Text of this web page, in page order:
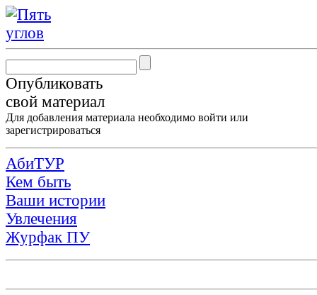
Опубликовать
свой материал
Для добавления материала необходимо войти или
зарегистрироваться
АбиТУР
Кем быть
Ваши истории
Увлечения
Журфак ПУ